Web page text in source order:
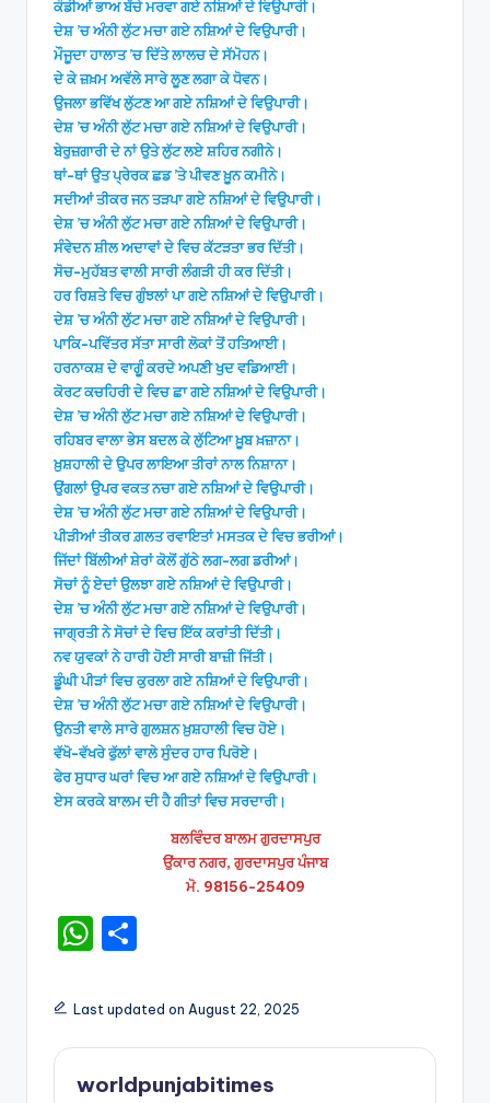
ਕੌਡੀਆਂ ਭਾਅ ਬੱਚੇ ਮਰਵਾ ਗਏ ਨਸ਼ਿਆਂ ਦੇ ਵਿਉਪਾਰੀ।
ਦੇਸ਼ ’ਚ ਅੰਨੀ ਲੁੱਟ ਮਚਾ ਗਏ ਨਸ਼ਿਆਂ ਦੇ ਵਿਉਪਾਰੀ।
ਮੌਜੂਦਾ ਹਾਲਾਤ ’ਚ ਦਿੱਤੇ ਲਾਲਚ ਦੇ ਸੱਮੋਹਨ।
ਦੇ ਕੇ ਜ਼ਖ਼ਮ ਅਵੱਲੇ ਸਾਰੇ ਲੂਣ ਲਗਾ ਕੇ ਧੋਵਨ।
ਉਜਲਾ ਭਵਿੱਖ ਲੁੱਟਣ ਆ ਗਏ ਨਸ਼ਿਆਂ ਦੇ ਵਿਉਪਾਰੀ।
ਦੇਸ਼ ’ਚ ਅੰਨੀ ਲੁੱਟ ਮਚਾ ਗਏ ਨਸ਼ਿਆਂ ਦੇ ਵਿਉਪਾਰੀ।
ਬੇਰੁਜ਼ਗਾਰੀ ਦੇ ਨਾਂ ਉਤੇ ਲੁੱਟ ਲਏ ਸ਼ਹਿਰ ਨਗੀਨੇ।
ਥਾਂ-ਥਾਂ ਉਤ ਪ੍ਰੇਰਕ ਛਡ ’ਤੇ ਪੀਵਣ ਖ਼ੂਨ ਕਮੀਨੇ।
ਸਦੀਆਂ ਤੀਕਰ ਜਨ ਤੜਪਾ ਗਏ ਨਸ਼ਿਆਂ ਦੇ ਵਿਉਪਾਰੀ।
ਦੇਸ਼ ’ਚ ਅੰਨੀ ਲੁੱਟ ਮਚਾ ਗਏ ਨਸ਼ਿਆਂ ਦੇ ਵਿਉਪਾਰੀ।
ਸੰਵੇਦਨ ਸ਼ੀਲ ਅਦਾਵਾਂ ਦੇ ਵਿਚ ਕੱਟੜਤਾ ਭਰ ਦਿੱਤੀ।
ਸੋਚ-ਮੁਹੱਬਤ ਵਾਲੀ ਸਾਰੀ ਲੰਗੜੀ ਹੀ ਕਰ ਦਿੱਤੀ।
ਹਰ ਰਿਸ਼ਤੇ ਵਿਚ ਗੁੰਝਲਾਂ ਪਾ ਗਏ ਨਸ਼ਿਆਂ ਦੇ ਵਿਉਪਾਰੀ।
ਦੇਸ਼ ’ਚ ਅੰਨੀ ਲੁੱਟ ਮਚਾ ਗਏ ਨਸ਼ਿਆਂ ਦੇ ਵਿਉਪਾਰੀ।
ਪਾਕਿ-ਪਵਿੱਤਰ ਸੱਤਾ ਸਾਰੀ ਲੋਕਾਂ ਤੋਂ ਹਤਿਆਈ।
ਹਰਨਾਕਸ਼ ਦੇ ਵਾਗੂੰ ਕਰਦੇ ਅਪਣੀ ਖੁਦ ਵਡਿਆਈ।
ਕੋਰਟ ਕਚਹਿਰੀ ਦੇ ਵਿਚ ਛਾ ਗਏ ਨਸ਼ਿਆਂ ਦੇ ਵਿਉਪਾਰੀ।
ਦੇਸ਼ ’ਚ ਅੰਨੀ ਲੁੱਟ ਮਚਾ ਗਏ ਨਸ਼ਿਆਂ ਦੇ ਵਿਉਪਾਰੀ।
ਰਹਿਬਰ ਵਾਲਾ ਭੇਸ ਬਦਲ ਕੇ ਲੁੱਟਿਆ ਖ਼ੂਬ ਖ਼ਜ਼ਾਨਾ।
ਖ਼ੁਸ਼ਹਾਲੀ ਦੇ ਉਪਰ ਲਾਇਆ ਤੀਰਾਂ ਨਾਲ ਨਿਸ਼ਾਨਾ।
ਉਂਗਲਾਂ ਉਪਰ ਵਕਤ ਨਚਾ ਗਏ ਨਸ਼ਿਆਂ ਦੇ ਵਿਉਪਾਰੀ।
ਦੇਸ਼ ’ਚ ਅੰਨੀ ਲੁੱਟ ਮਚਾ ਗਏ ਨਸ਼ਿਆਂ ਦੇ ਵਿਉਪਾਰੀ।
ਪੀੜੀਆਂ ਤੀਕਰ ਗ਼ਲਤ ਰਵਾਇਤਾਂ ਮਸਤਕ ਦੇ ਵਿਚ ਭਰੀਆਂ।
ਜਿੱਦਾਂ ਬਿੱਲੀਆਂ ਸ਼ੇਰਾਂ ਕੋਲੋਂ ਗੁੱਠੇ ਲਗ-ਲਗ ਡਰੀਆਂ।
ਸੋਚਾਂ ਨੂੰ ਏਦਾਂ ਉਲਝਾ ਗਏ ਨਸ਼ਿਆਂ ਦੇ ਵਿਉਪਾਰੀ।
ਦੇਸ਼ ’ਚ ਅੰਨੀ ਲੁੱਟ ਮਚਾ ਗਏ ਨਸ਼ਿਆਂ ਦੇ ਵਿਉਪਾਰੀ।
ਜਾਗ੍ਰਤੀ ਨੇ ਸੋਚਾਂ ਦੇ ਵਿਚ ਇੱਕ ਕਰਾਂਤੀ ਦਿੱਤੀ।
ਨਵ ਯੁਵਕਾਂ ਨੇ ਹਾਰੀ ਹੋਈ ਸਾਰੀ ਬਾਜ਼ੀ ਜਿੱਤੀ।
ਡੂੰਘੀ ਪੀੜਾਂ ਵਿਚ ਕੁਰਲਾ ਗਏ ਨਸ਼ਿਆਂ ਦੇ ਵਿਉਪਾਰੀ।
ਦੇਸ਼ ’ਚ ਅੰਨੀ ਲੁੱਟ ਮਚਾ ਗਏ ਨਸ਼ਿਆਂ ਦੇ ਵਿਉਪਾਰੀ।
ਉਨਤੀ ਵਾਲੇ ਸਾਰੇ ਗੁਲਸ਼ਨ ਖ਼ੁਸ਼ਹਾਲੀ ਵਿਚ ਹੋਏ।
ਵੱਖੋ-ਵੱਖਰੇ ਫੁੱਲਾਂ ਵਾਲੇ ਸੁੰਦਰ ਹਾਰ ਪਿਰੋਏ।
ਫੇਰ ਸੁਧਾਰ ਘਰਾਂ ਵਿਚ ਆ ਗਏ ਨਸ਼ਿਆਂ ਦੇ ਵਿਉਪਾਰੀ।
ਏਸ ਕਰਕੇ ਬਾਲਮ ਦੀ ਹੈ ਗੀਤਾਂ ਵਿਚ ਸਰਦਾਰੀ।
ਬਲਵਿੰਦਰ ਬਾਲਮ ਗੁਰਦਾਸਪੁਰ
ਉਂਕਾਰ ਨਗਰ, ਗੁਰਦਾਸਪੁਰ ਪੰਜਾਬ
ਮੋ. 98156-25409
W
a
ts
A
ar
e
Last updated on August 22, 2025
worldpunjabitimes